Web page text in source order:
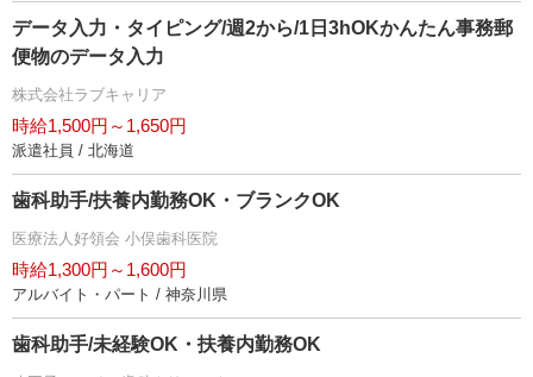
データ入力・タイピング/週2から/1日3hOKかんたん事務郵
便物のデータ入力
株式会社ラブキャリア
時給1,500円～1,650円
派遣社員 / 北海道
歯科助手/扶養内勤務OK・ブランクOK
医療法人好領会 小俣歯科医院
時給1,300円～1,600円
アルバイト・パート / 神奈川県
歯科助手/未経験OK・扶養内勤務OK